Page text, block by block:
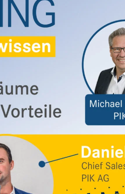
Newline Interactive Displays
Boards Displays
Displays